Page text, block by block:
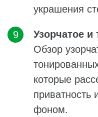
украшения
Узорчатое и
Обзор
которые
приватность
фоном.